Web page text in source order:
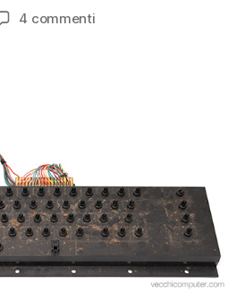
dell'articolo
4 commentisu